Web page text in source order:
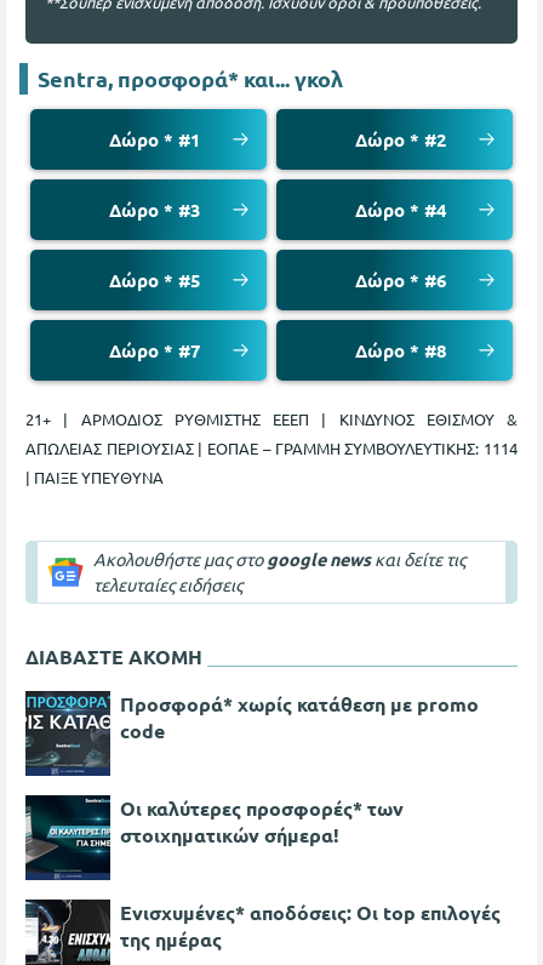
Sentra, προσφορά* και... γκολ
Δώρο * #1 Δώρο * #2
Δώρο * #3 Δώρο * #4
Δώρο * #5 Δώρο * #6
Δώρο * #7 Δώρο * #8
21+ | ΑΡΜΟΔΙΟΣ ΡΥΘΜΙΣΤΗΣ ΕΕΕΠ | ΚΙΝΔΥΝΟΣ ΕΘΙΣΜΟΥ &
ΑΠΩΛΕΙΑΣ ΠΕΡΙΟΥΣΙΑΣ | ΕΟΠΑΕ – ΓΡΑΜΜΗ ΣΥΜΒΟΥΛΕΥΤΙΚΗΣ: 1114
| ΠΑΙΞΕ ΥΠΕΥΘΥΝΑ
Ακολουθήστε μας στοgoogle newsκαι δείτε τις
τελευταίες ειδήσεις
ΔΙΑΒΑΣΤΕ ΑΚΟΜΗ
Προσφορά* χωρίς κατάθεση με promo
code
Οι καλύτερες προσφορές* των
στοιχηματικών σήμερα!
Ενισχυμένες* αποδόσεις: Οι top επιλογές
της ημέρας